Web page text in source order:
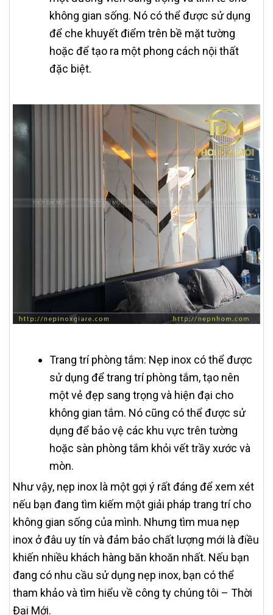
không gian sống. Nó có thể được sử dụng
để che khuyết điểm trên bề mặt tường
hoặc để tạo ra một phong cách nội thất
đặc biệt.
Trang trí phòng tắm: Nẹp inox có thể được
sử dụng để trang trí phòng tắm, tạo nên
một vẻ đẹp sang trọng và hiện đại cho
không gian tắm. Nó cũng có thể được sử
dụng để bảo vệ các khu vực trên tường
hoặc sàn phòng tắm khỏi vết trầy xước và
mòn.
Như vậy, nẹp inox là một gợi ý rất đáng để xem xét
nếu bạn đang tìm kiếm một giải pháp trang trí cho
không gian sống của mình. Nhưng tìm mua nẹp
inox ở đâu uy tín và đảm bảo chất lượng mới là điều
khiến nhiều khách hàng băn khoăn nhất. Nếu bạn
đang có nhu cầu sử dụng nẹp inox, bạn có thể
tham khảo và tìm hiểu về công ty chúng tôi – Thời
Đại Mới.